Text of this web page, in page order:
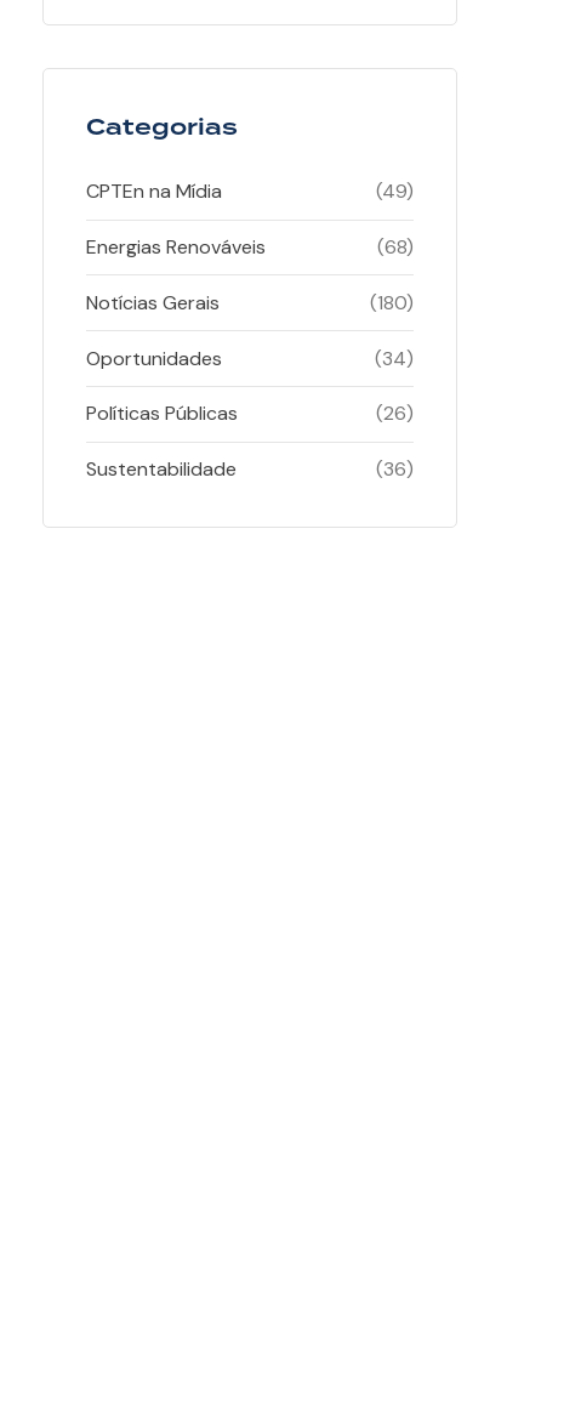
Categorias
CPTEn na Mídia (49)
Energias Renováveis (68)
Notícias Gerais (180)
Oportunidades (34)
Políticas Públicas (26)
Sustentabilidade (36)